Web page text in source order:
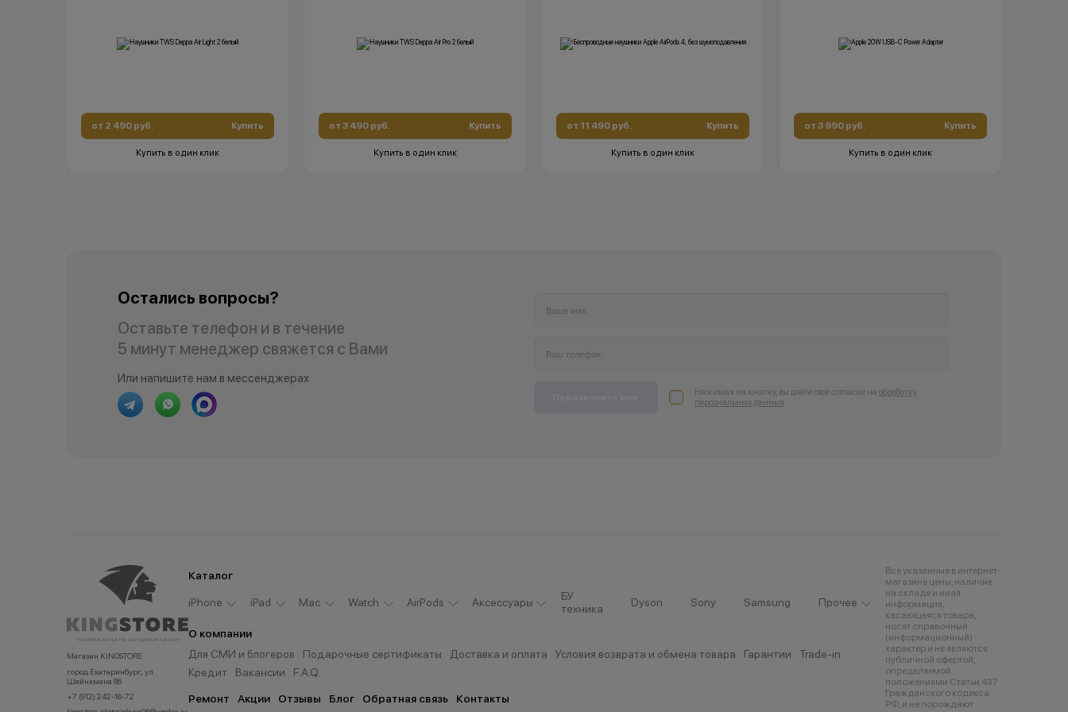
от 2 490 руб. Купить
Купить в один клик
от 3 490 руб. Купить
Купить в один клик
от 11 490 руб. Купить
Купить в один клик
от 3 990 руб. Купить
Купить в один клик
Остались вопросы?
Оставьте телефон и в течение
5 минут менеджер свяжется с Вами
Или напишите нам в мессенджерах
Нажимая на кнопку, вы даёте своё согласие на обработку
персональных данных
Магазин KINGSTORE
город Екатеринбург, ул.
Шейнкмана 86
+7 (912) 242-16-72
Каталог
iPhone iPad Мас Watch AirPods Аксессуары
БУ
техника
Dyson Sony Samsung Прочее
О компании
Для СМИ и блогеров
Подарочные сертификаты Доставка и оплата Условия возврата и обмена товара Гарантии
Trade-in
Кредит
Вакансии F.A.Q.
Ремонт Акции Отзывы Блог Обратная связь Контакты
Все указанные в интернет-
магазине цены, наличие
на складе и иная
информация,
касающаяся товара,
носят справочный
(информационный)
характер и не являются
публичной офертой,
определяемой
положениями Статьи 437
Гражданского кодекса
РФ, и не порождают